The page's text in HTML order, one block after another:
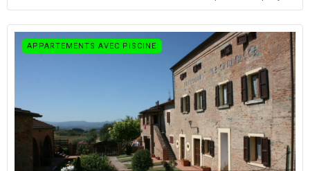
APPARTEMENTS AVEC PISCINE